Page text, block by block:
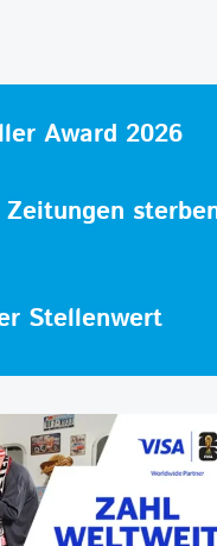
Award 2026
Stellenwert